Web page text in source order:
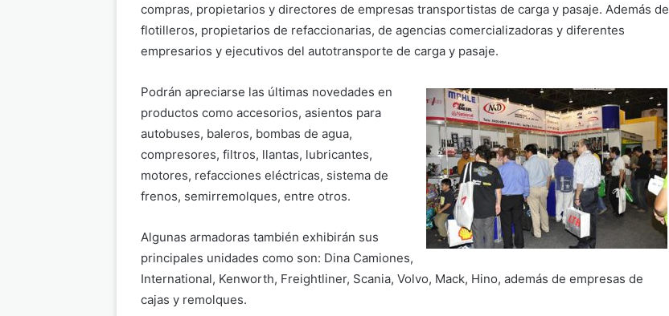
compras, propietarios y directores de empresas transportistas de carga y pasaje. Además de
flotilleros, propietarios de refaccionarias, de agencias comercializadoras y diferentes
empresarios y ejecutivos del autotransporte de carga y pasaje.
Podrán apreciarse las últimas novedades en
productos como accesorios, asientos para
autobuses, baleros, bombas de agua,
compresores, filtros, llantas, lubricantes,
motores, refacciones eléctricas, sistema de
frenos, semirremolques, entre otros.
Algunas armadoras también exhibirán sus
principales unidades como son: Dina Camiones,
International, Kenworth, Freightliner, Scania, Volvo, Mack, Hino, además de empresas de
cajas y remolques.